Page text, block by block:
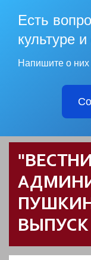
Есть
культуре
Напишите о них
ВЫПУСК